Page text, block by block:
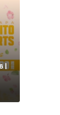
MARATONA
TRAIL
|